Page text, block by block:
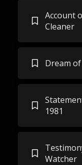
Account
Cleaner
Dream
1981
Watcher